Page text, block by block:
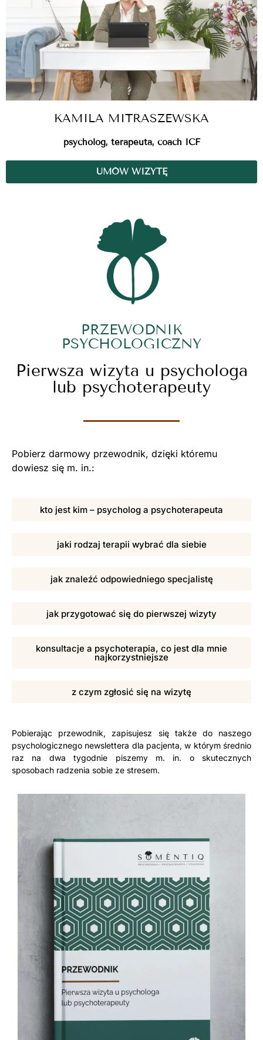
KAMILA MITRASZEWSKA
psycholog, terapeuta, coach ICF
UMÓW WIZYTĘ
PRZEWODNIK
PSYCHOLOGICZNY
Pierwsza wizyta u psychologa
lub psychoterapeuty
Pobierz darmowy przewodnik, dzięki któremu
dowiesz się m. in.:
kto jest kim – psycholog a psychoterapeuta
jaki rodzaj terapii wybrać dla siebie
jak znaleźć odpowiedniego specjalistę
jak przygotować się do pierwszej wizyty
konsultacje a psychoterapia, co jest dla mnie
najkorzystniejsze
z czym zgłosić się na wizytę
Pobierając przewodnik, zapisujesz się także do naszego
psychologicznego newslettera dla pacjenta, w którym średnio
raz na dwa tygodnie piszemy m. in. o skutecznych
sposobach radzenia sobie ze stresem.